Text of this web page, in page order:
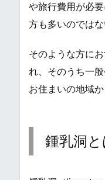
や旅行費用が必
方も多いのではな
そのような方に
れ、そのうち一
お住まいの地域
鍾乳洞